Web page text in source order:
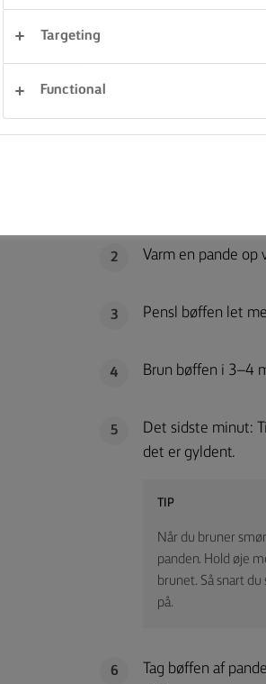
Tag forklædet på, og
oksefilet med et sprødt
og rosmarin samt den
festmåltid, skabt til at
Tag bøffen ud af
2 Varm en pande op
3 Pensl bøffen let
4 Brun bøffen i 3–4
5
Det sidste minut:
det er gyldent.
TIP
Når du bruner
panden. Hold øje
brunet. Så snart
på.
6
Tag bøffen af
Targeting
Functional